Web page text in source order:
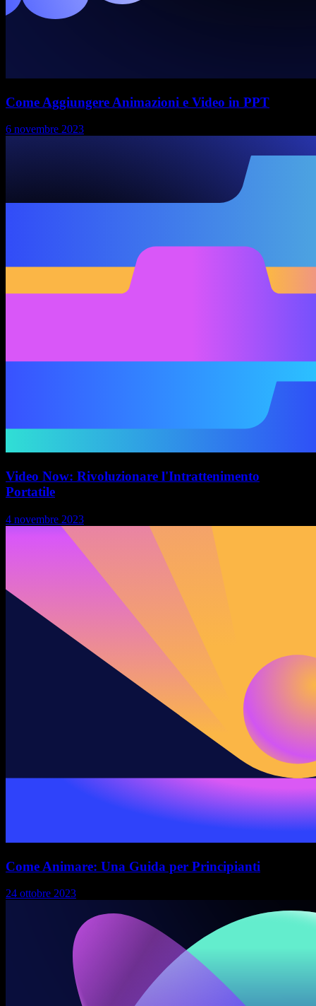
Come Aggiungere Animazioni e Video in PPT
6 novembre 2023
Video Now: Rivoluzionare l'Intrattenimento
Portatile
4 novembre 2023
Come Animare: Una Guida per Principianti
24 ottobre 2023